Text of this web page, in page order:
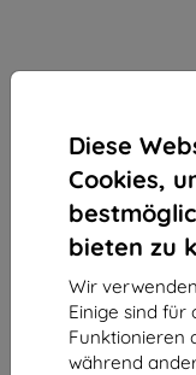
Diese
Cookies,
bieten zu
Wir
Einige sind für
Funktionieren
während
PanzerGlass
Air(20),
(2734)
Geeignet für: Apple